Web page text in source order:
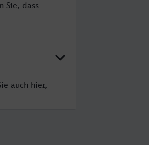
Sie, dass
auch hier,